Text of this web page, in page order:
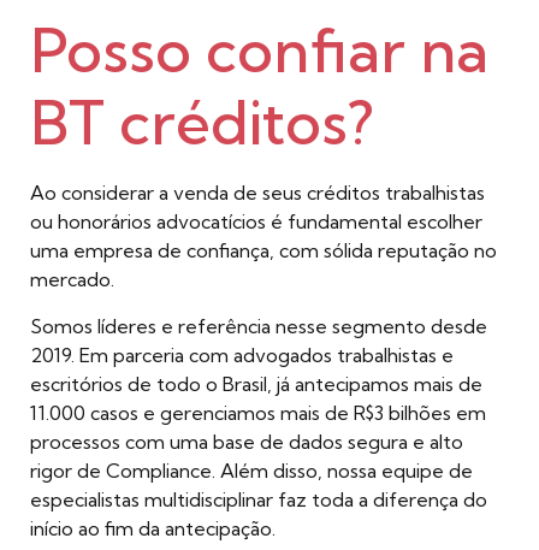
Posso confiar na
BT créditos?
Ao considerar a venda de seus créditos trabalhistas
ou honorários advocatícios é fundamental escolher
uma empresa de confiança, com sólida reputação no
mercado.
Somos líderes e referência nesse segmento desde
2019. Em parceria com advogados trabalhistas e
escritórios de todo o Brasil, já antecipamos mais de
11.000 casos e gerenciamos mais de R$3 bilhões em
processos com uma base de dados segura e alto
rigor de Compliance. Além disso, nossa equipe de
especialistas multidisciplinar faz toda a diferença do
início ao fim da antecipação.